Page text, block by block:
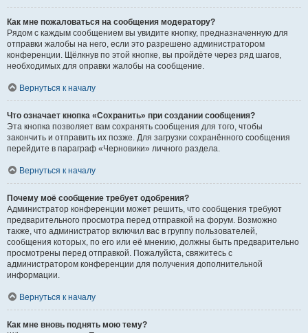
Как мне пожаловаться на сообщения модератору?
Рядом с каждым сообщением вы увидите кнопку, предназначенную для
отправки жалобы на него, если это разрешено администратором
конференции. Щёлкнув по этой кнопке, вы пройдёте через ряд шагов,
необходимых для оправки жалобы на сообщение.
Вернуться к началу
Что означает кнопка «Сохранить» при создании сообщения?
Эта кнопка позволяет вам сохранять сообщения для того, чтобы
закончить и отправить их позже. Для загрузки сохранённого сообщения
перейдите в параграф «Черновики» личного раздела.
Вернуться к началу
Почему моё сообщение требует одобрения?
Администратор конференции может решить, что сообщения требуют
предварительного просмотра перед отправкой на форум. Возможно
также, что администратор включил вас в группу пользователей,
сообщения которых, по его или её мнению, должны быть предварительно
просмотрены перед отправкой. Пожалуйста, свяжитесь с
администратором конференции для получения дополнительной
информации.
Вернуться к началу
Как мне вновь поднять мою тему?